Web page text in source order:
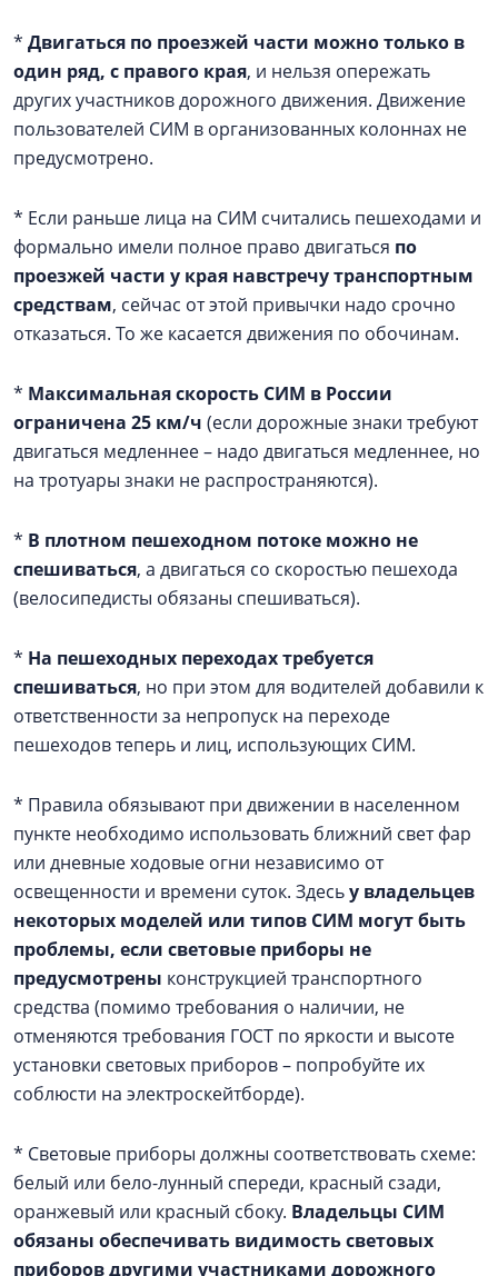
* Двигаться по проезжей части можно только в
один ряд, с правого края, и нельзя опережать
других участников дорожного движения. Движение
пользователей СИМ в организованных колоннах не
предусмотрено.
* Если раньше лица на СИМ считались пешеходами и
формально имели полное право двигаться по
проезжей части у края навстречу транспортным
средствам, сейчас от этой привычки надо срочно
отказаться. То же касается движения по обочинам.
* Максимальная скорость СИМ в России
ограничена 25 км/ч (если дорожные знаки требуют
двигаться медленнее – надо двигаться медленнее, но
на тротуары знаки не распространяются).
* В плотном пешеходном потоке можно не
спешиваться, а двигаться со скоростью пешехода
(велосипедисты обязаны спешиваться).
* На пешеходных переходах требуется
спешиваться, но при этом для водителей добавили к
ответственности за непропуск на переходе
пешеходов теперь и лиц, использующих СИМ.
* Правила обязывают при движении в населенном
пункте необходимо использовать ближний свет фар
или дневные ходовые огни независимо от
освещенности и времени суток. Здесьу владельцев
некоторых моделей или типов СИМ могут быть
проблемы, если световые приборы не
предусмотрены конструкцией транспортного
средства (помимо требования о наличии, не
отменяются требования ГОСТ по яркости и высоте
установки световых приборов – попробуйте их
соблюсти на электроскейтборде).
* Световые приборы должны соответствовать схеме:
белый или бело-лунный спереди, красный сзади,
оранжевый или красный сбоку. Владельцы СИМ
обязаны обеспечивать видимость световых
приборов другими участниками дорожного